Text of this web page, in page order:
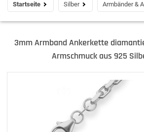
Startseite Silber Armbänder &
3mm Armband Ankerkette
Armschmuck aus 925